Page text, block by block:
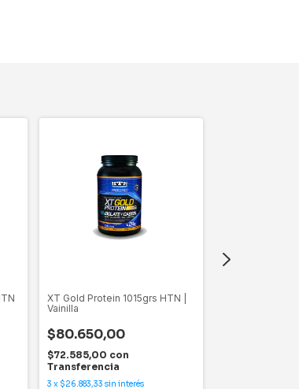
XT Gold Protein 1015grs HTN |
Vainilla
$80.650,00
$72.585,00 con
Transferencia
3 x $26.883,33 sin interés